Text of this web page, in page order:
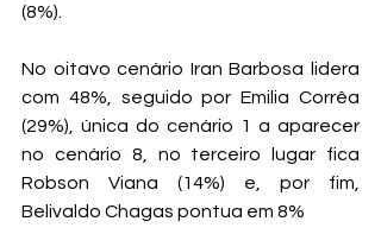
(8%).
No oitavo cenário Iran Barbosa lidera
com 48%, seguido por Emilia Corrêa
(29%), única do cenário 1 a aparecer
no cenário 8, no terceiro lugar fica
Robson Viana (14%) e, por fim,
Belivaldo Chagas pontua em 8%